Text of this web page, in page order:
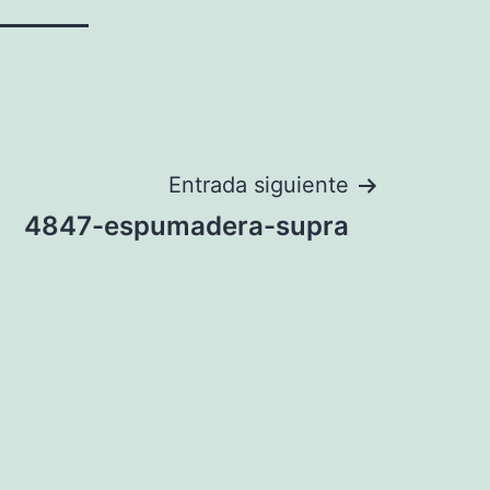
Entrada siguiente
4847-espumadera-supra